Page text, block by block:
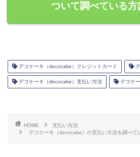
ついて調べている方
デコケーキ（decocake）クレジットカード デ
デコケーキ（decocake）支払い方法 デコケ
HOME
支払い方法
デコケーキ（decocake）の支払い方法を調べて